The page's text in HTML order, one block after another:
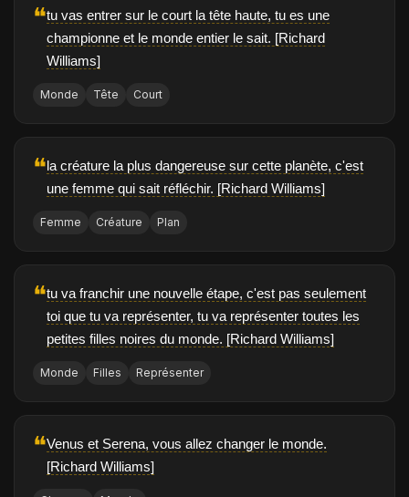
❝tu vas entrer sur le court la tête haute, tu es une
championne et le monde entier le sait. [Richard
Williams]
Monde Tête Court
❝la créature la plus dangereuse sur cette planète, c'est
une femme qui sait réfléchir. [Richard Williams]
Femme Créature Plan
❝tu va franchir une nouvelle étape, c'est pas seulement
toi que tu va représenter, tu va représenter toutes les
petites filles noires du monde. [Richard Williams]
Monde Filles Représenter
❝Venus et Serena, vous allez changer le monde.
[Richard Williams]